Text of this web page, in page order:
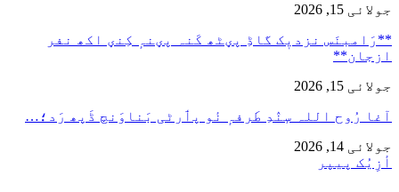
جولائی 15, 2026
**رَامبنَس نزدیٖک گاڈِ پؠٹھ کَنہ پؠنہٕ کِنؠ اکھ نفر
ازجان**
جولائی 15, 2026
آغا رُوح اللہ سٕنٛدِ طَرفہٕ نٔو پٲرٹی بَناوَنچ ڈَپھ رَد؛…
جولائی 14, 2026
أزِیُک پیپر